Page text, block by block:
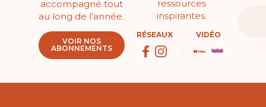
accompagné tout
au long de l’année.
VOIR NOS
ABONNEMENTS
ressources
inspirantes.
RÉSEAUX VIDÉO